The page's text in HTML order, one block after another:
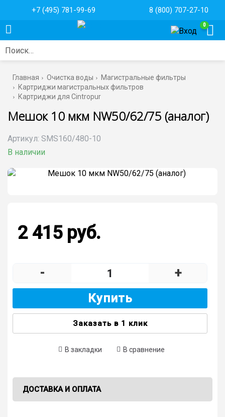
+7 (495) 781-99-69 8 (800) 707-27-10
0
Поиск…
Главная Очистка воды
Магистральные фильтры
Картриджи магистральных фильтров
Картриджи для Cintropur
Мешок 10 мкм NW50/62/75 (аналог)
Артикул: SMS160/480-10
В наличии
2 415 руб.
- +
Купить
Заказать в 1 клик
В закладки В сравнение
ДОСТАВКА И ОПЛАТА